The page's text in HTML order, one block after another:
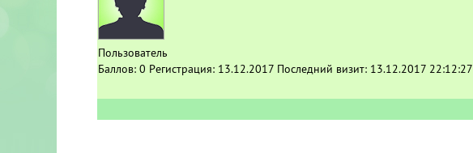
Пользователь
Баллов: 0 Регистрация: 13.12.2017 Последний визит: 13.12.2017 22:12:27